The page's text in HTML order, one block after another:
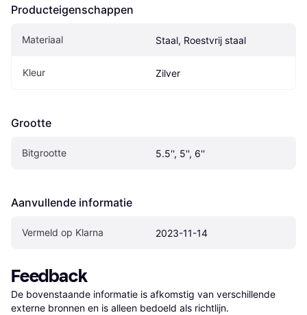
Producteigenschappen
Materiaal Staal, Roestvrij staal
Kleur Zilver
Grootte
Bitgrootte 5.5'', 5'', 6''
Aanvullende informatie
Vermeld op Klarna 2023-11-14
Feedback
De bovenstaande informatie is afkomstig van verschillende
externe bronnen en is alleen bedoeld als richtlijn.